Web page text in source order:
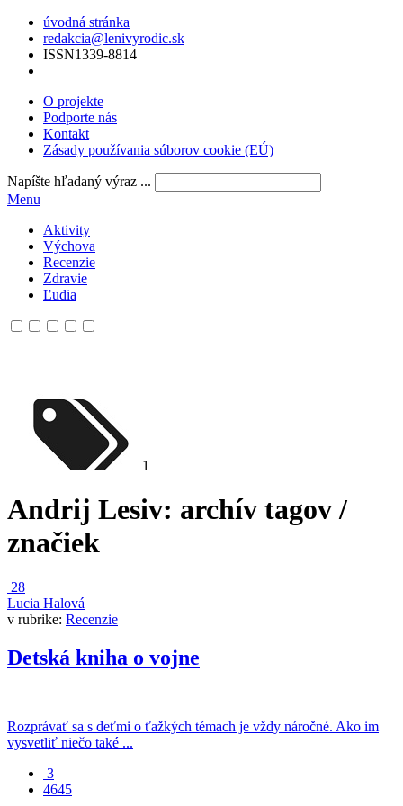
úvodná stránka
redakcia@lenivyrodic.sk
ISSN1339-8814
O projekte
Podporte nás
Kontakt
Zásady používania súborov cookie (EÚ)
Napíšte hľadaný výraz ...
Menu
Aktivity
Výchova
Recenzie
Zdravie
Ľudia
1
Andrij Lesiv: archív tagov /
značiek
28
Lucia Halová
v rubrike: Recenzie
Detská kniha o vojne
Rozprávať sa s deťmi o ťažkých témach je vždy náročné. Ako im
vysvetliť niečo také ...
3
4645